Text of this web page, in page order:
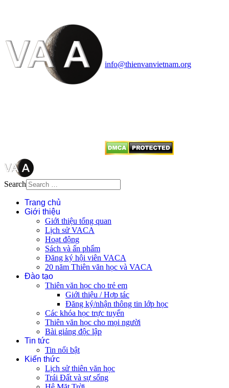
info@thienvanvietnam.org
Search
Trang chủ
Giới thiệu
Giới thiệu tổng quan
Lịch sử VACA
Hoạt động
Sách và ấn phẩm
Đăng ký hội viên VACA
20 năm Thiên văn học và VACA
Đào tạo
Thiên văn học cho trẻ em
Giới thiệu / Hợp tác
Đăng ký/nhận thông tin lớp học
Các khóa học trực tuyến
Thiên văn học cho mọi người
Bài giảng độc lập
Tin tức
Tin nổi bật
Kiến thức
Lịch sử thiên văn học
Trái Đất và sự sống